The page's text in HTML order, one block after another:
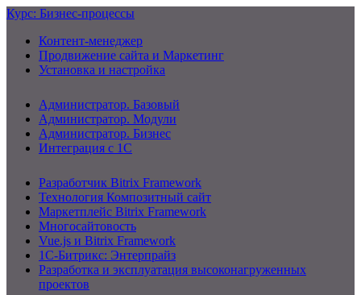
Курс: Бизнес-процессы
Контент-менеджер
Продвижение сайта и Маркетинг
Установка и настройка
Администратор. Базовый
Администратор. Модули
Администратор. Бизнес
Интеграция с 1С
Разработчик Bitrix Framework
Технология Композитный сайт
Маркетплейс Bitrix Framework
Многосайтовость
Vue.js и Bitrix Framework
1С-Битрикс: Энтерпрайз
Разработка и эксплуатация высоконагруженных
проектов